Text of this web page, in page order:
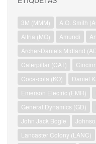
3M (MMM) A.O. Smith
Altria (MO)
Amundi
Archer-Daniels Midland
Caterpillar (CAT)
Coca-cola (KO)
Daniel
Emerson Electric (EMR)
General Dynamics (GD)
John Jack Bogle
Lancaster Colony (LANC)